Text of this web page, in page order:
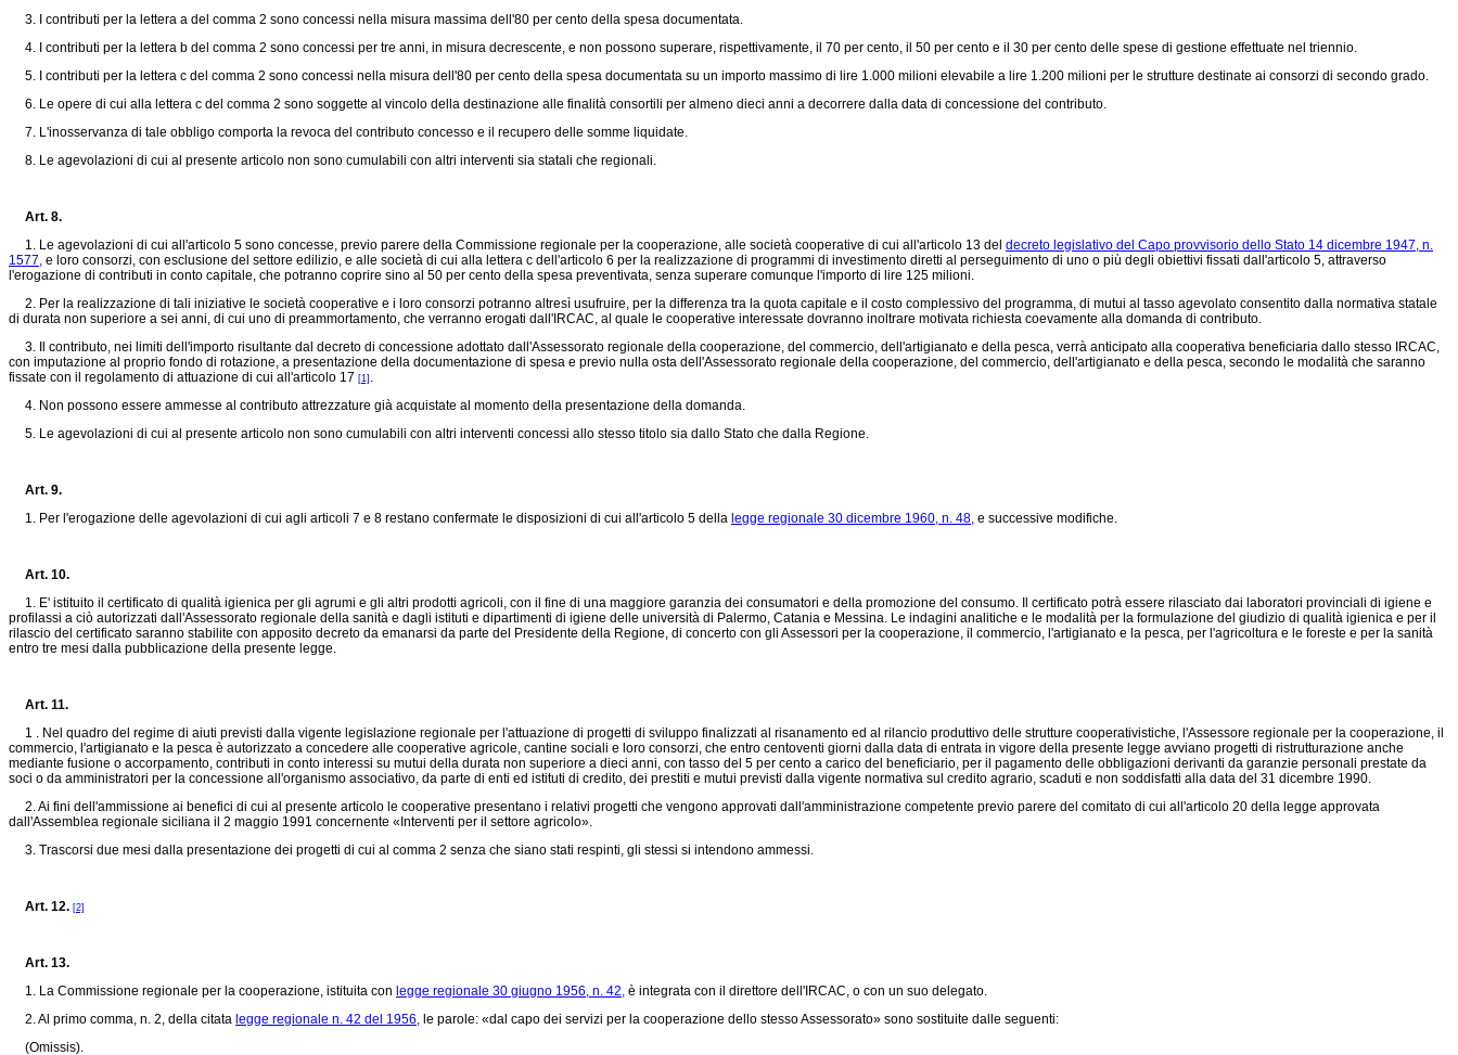
3. I contributi per la lettera a del comma 2 sono concessi nella misura massima dell'80 per cento della spesa documentata.
4. I contributi per la lettera b del comma 2 sono concessi per tre anni, in misura decrescente, e non possono superare, rispettivamente, il 70 per cento, il 50 per cento e il 30 per cento delle spese di gestione effettuate nel triennio.
5. I contributi per la lettera c del comma 2 sono concessi nella misura dell'80 per cento della spesa documentata su un importo massimo di lire 1.000 milioni elevabile a lire 1.200 milioni per le strutture destinate ai consorzi di secondo grado.
6. Le opere di cui alla lettera c del comma 2 sono soggette al vincolo della destinazione alle finalità consortili per almeno dieci anni a decorrere dalla data di concessione del contributo.
7. L'inosservanza di tale obbligo comporta la revoca del contributo concesso e il recupero delle somme liquidate.
8. Le agevolazioni di cui al presente articolo non sono cumulabili con altri interventi sia statali che regionali.
Art. 8.
1. Le agevolazioni di cui all'articolo 5 sono concesse, previo parere della Commissione regionale per la cooperazione, alle società cooperative di cui all'articolo 13 del decreto legislativo del Capo provvisorio dello Stato 14 dicembre 1947, n.
1577, e loro consorzi, con esclusione del settore edilizio, e alle società di cui alla lettera c dell'articolo 6 per la realizzazione di programmi di investimento diretti al perseguimento di uno o più degli obiettivi fissati dall'articolo 5, attraverso
l'erogazione di contributi in conto capitale, che potranno coprire sino al 50 per cento della spesa preventivata, senza superare comunque l'importo di lire 125 milioni.
2. Per la realizzazione di tali iniziative le società cooperative e i loro consorzi potranno altresì usufruire, per la differenza tra la quota capitale e il costo complessivo del programma, di mutui al tasso agevolato consentito dalla normativa statale
di durata non superiore a sei anni, di cui uno di preammortamento, che verranno erogati dall'IRCAC, al quale le cooperative interessate dovranno inoltrare motivata richiesta coevamente alla domanda di contributo.
3. Il contributo, nei limiti dell'importo risultante dal decreto di concessione adottato dall'Assessorato regionale della cooperazione, del commercio, dell'artigianato e della pesca, verrà anticipato alla cooperativa beneficiaria dallo stesso IRCAC,
con imputazione al proprio fondo di rotazione, a presentazione della documentazione di spesa e previo nulla osta dell'Assessorato regionale della cooperazione, del commercio, dell'artigianato e della pesca, secondo le modalità che saranno
fissate con il regolamento di attuazione di cui all'articolo 17 [1] .
4. Non possono essere ammesse al contributo attrezzature già acquistate al momento della presentazione della domanda.
5. Le agevolazioni di cui al presente articolo non sono cumulabili con altri interventi concessi allo stesso titolo sia dallo Stato che dalla Regione.
Art. 9.
1. Per l'erogazione delle agevolazioni di cui agli articoli 7 e 8 restano confermate le disposizioni di cui all'articolo 5 della legge regionale 30 dicembre 1960, n. 48, e successive modifiche.
Art. 10.
1. E' istituito il certificato di qualità igienica per gli agrumi e gli altri prodotti agricoli, con il fine di una maggiore garanzia dei consumatori e della promozione del consumo. Il certificato potrà essere rilasciato dai laboratori provinciali di igiene e
profilassi a ciò autorizzati dall'Assessorato regionale della sanità e dagli istituti e dipartimenti di igiene delle università di Palermo, Catania e Messina. Le indagini analitiche e le modalità per la formulazione del giudizio di qualità igienica e per il
rilascio del certificato saranno stabilite con apposito decreto da emanarsi da parte del Presidente della Regione, di concerto con gli Assessori per la cooperazione, il commercio, l'artigianato e la pesca, per l'agricoltura e le foreste e per la sanità
entro tre mesi dalla pubblicazione della presente legge.
Art. 11.
1 . Nel quadro del regime di aiuti previsti dalla vigente legislazione regionale per l'attuazione di progetti di sviluppo finalizzati al risanamento ed al rilancio produttivo delle strutture cooperativistiche, l'Assessore regionale per la cooperazione, il
commercio, l'artigianato e la pesca è autorizzato a concedere alle cooperative agricole, cantine sociali e loro consorzi, che entro centoventi giorni dalla data di entrata in vigore della presente legge avviano progetti di ristrutturazione anche
mediante fusione o accorpamento, contributi in conto interessi su mutui della durata non superiore a dieci anni, con tasso del 5 per cento a carico del beneficiario, per il pagamento delle obbligazioni derivanti da garanzie personali prestate da
soci o da amministratori per la concessione all'organismo associativo, da parte di enti ed istituti di credito, dei prestiti e mutui previsti dalla vigente normativa sul credito agrario, scaduti e non soddisfatti alla data del 31 dicembre 1990.
2. Ai fini dell'ammissione ai benefici di cui al presente articolo le cooperative presentano i relativi progetti che vengono approvati dall'amministrazione competente previo parere del comitato di cui all'articolo 20 della legge approvata
dall'Assemblea regionale siciliana il 2 maggio 1991 concernente «Interventi per il settore agricolo».
3. Trascorsi due mesi dalla presentazione dei progetti di cui al comma 2 senza che siano stati respinti, gli stessi si intendono ammessi.
Art. 12. [2]
Art. 13.
1. La Commissione regionale per la cooperazione, istituita con legge regionale 30 giugno 1956, n. 42, è integrata con il direttore dell'IRCAC, o con un suo delegato.
2. Al primo comma, n. 2, della citata legge regionale n. 42 del 1956, le parole: «dal capo dei servizi per la cooperazione dello stesso Assessorato» sono sostituite dalle seguenti:
(Omissis).